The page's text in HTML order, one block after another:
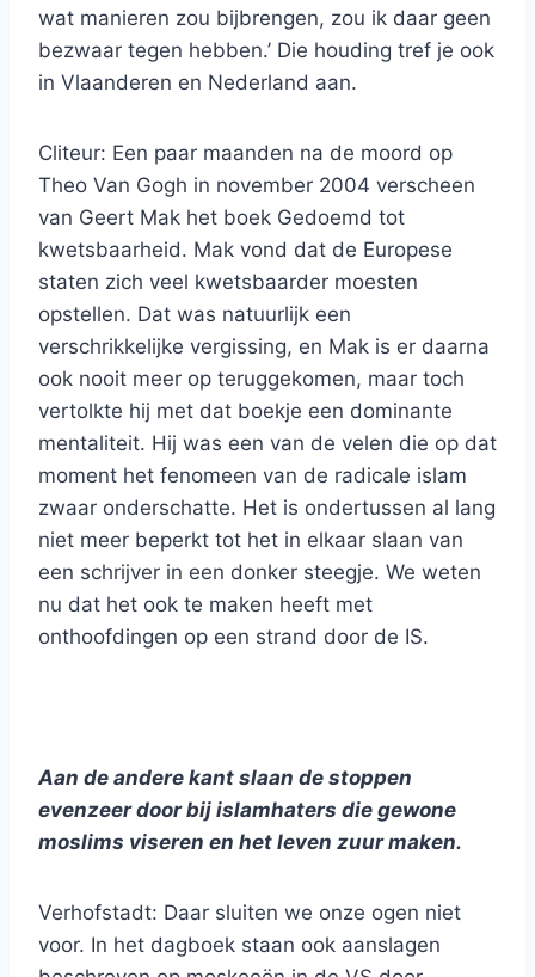
wat manieren zou bijbrengen, zou ik daar geen
bezwaar tegen hebben.’ Die houding tref je ook
in Vlaanderen en Nederland aan.
Cliteur: Een paar maanden na de moord op
Theo Van Gogh in november 2004 verscheen
van Geert Mak het boek Gedoemd tot
kwetsbaarheid. Mak vond dat de Europese
staten zich veel kwetsbaarder moesten
opstellen. Dat was natuurlijk een
verschrikkelijke vergissing, en Mak is er daarna
ook nooit meer op teruggekomen, maar toch
vertolkte hij met dat boekje een dominante
mentaliteit. Hij was een van de velen die op dat
moment het fenomeen van de radicale islam
zwaar onderschatte. Het is ondertussen al lang
niet meer beperkt tot het in elkaar slaan van
een schrijver in een donker steegje. We weten
nu dat het ook te maken heeft met
onthoofdingen op een strand door de IS.
Aan de andere kant slaan de stoppen
evenzeer door bij islamhaters die gewone
moslims viseren en het leven zuur maken.
Verhofstadt: Daar sluiten we onze ogen niet
voor. In het dagboek staan ook aanslagen